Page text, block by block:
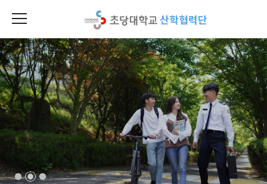
산학협력단